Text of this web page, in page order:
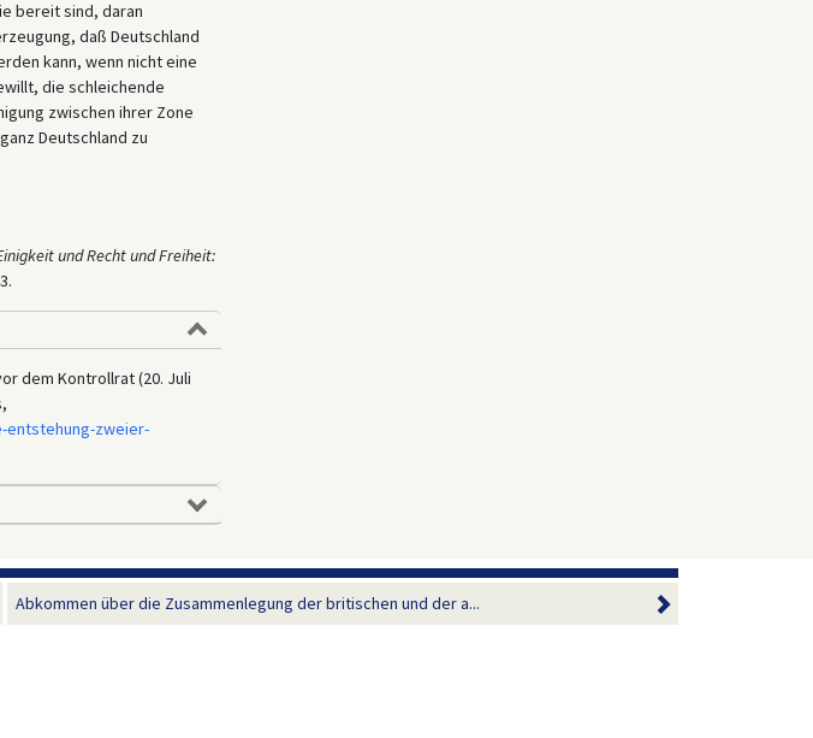
bereit sind, daran
daß Deutschland
kann, wenn nicht eine
die schleichende
zwischen ihrer Zone
Deutschland zu
und Recht und Freiheit:
dem Kontrollrat (20. Juli
zweier-
Abkommen über die Zusammenlegung der britischen und der a...